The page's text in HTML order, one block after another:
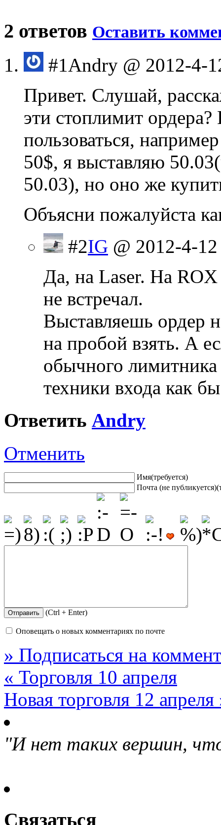
2 ответов Оставить
#1Andry @ 2012-4-
Привет. Слушай,
эти стоплимит
пользоваться,
50$, я выставляю
50.03), но оно же
Объясни пожалуйста
#2IG @ 2012-4-
Да, на Laser. На
не встречал.
Выставляешь ордер
на пробой взять. А
обычного
техники входа как
Ответить Andry
Отменить
Имя(требуется)
Почта (не
(Ctrl + Enter)
Оповещать о новых комментариях по почте
» Подписаться на
« Торговля 10 апреля
Новая торговля 12 апреля
"И нет таких вершин,
Связаться